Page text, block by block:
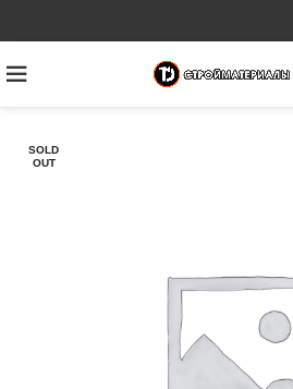
SOLD
OUT